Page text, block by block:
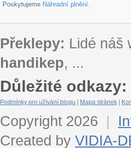
Poskytujeme Náhradní plnění.
Překlepy: Lidé náš
handikep, ...
Důležité odkazy:
Podmínky pro užívání blogu Mapa stránek
Copyright 2026 |
Created by VIDIA-